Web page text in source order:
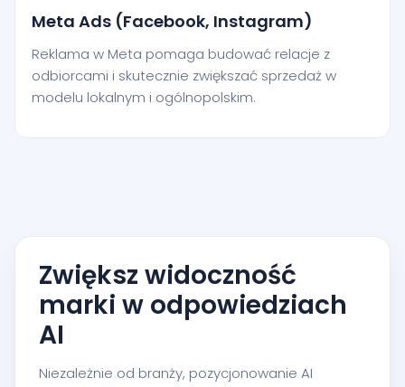
Meta Ads (Facebook, Instagram)
Reklama w Meta pomaga budować relacje z
odbiorcami i skutecznie zwiększać sprzedaż w
modelu lokalnym i ogólnopolskim.
Zwiększ widoczność
marki w odpowiedziach
AI
Niezależnie od branży, pozycjonowanie AI